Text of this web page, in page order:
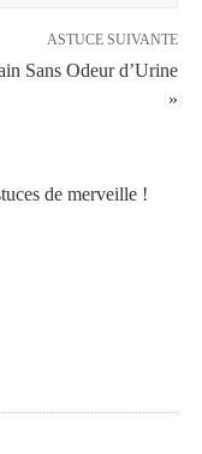
ASTUCE SUIVANTE
Sans Odeur d’Urine
»
de merveille !